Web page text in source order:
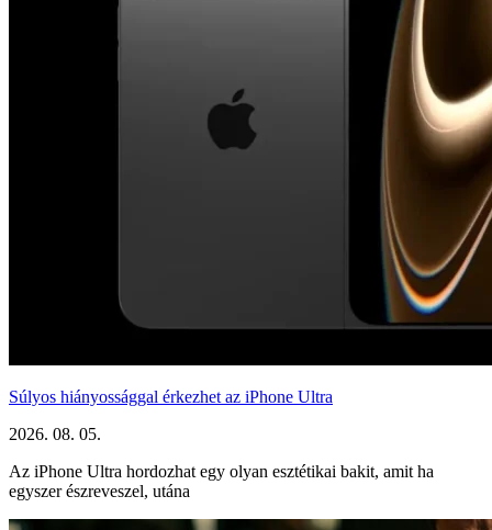
Súlyos hiányossággal érkezhet az iPhone Ultra
2026. 08. 05.
Az iPhone Ultra hordozhat egy olyan esztétikai bakit, amit ha
egyszer észreveszel, utána